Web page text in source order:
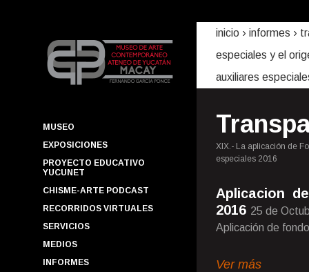
MUSEO
EXPOSICIONES
PROYECTO EDUCATIVO
YUCUNET
CHISME-ARTE PODCAST
RECORRIDOS VIRTUALES
SERVICIOS
MEDIOS
INFORMES
inicio › informes ›
especiales y el
auxiliares
XIX.- La aplicación de
especiales 2016
Aplicacion
2016 25 de
Aplicación de
Ver más